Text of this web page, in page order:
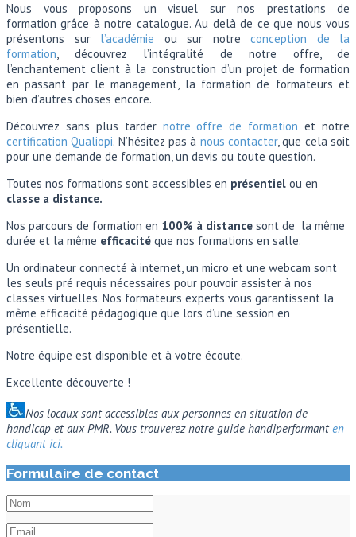
Nous vous proposons un visuel sur nos prestations de
formation grâce à notre catalogue. Au delà de ce que nous vous
présentons sur l’académie ou sur notre conception de la
formation, découvrez l’intégralité de notre offre, de
l’enchantement client à la construction d’un projet de formation
en passant par le management, la formation de formateurs et
bien d’autres choses encore.
Découvrez sans plus tarder notre offre de formation et notre
certification Qualiopi. N’hésitez pas à nous contacter, que cela soit
pour une demande de formation, un devis ou toute question.
Toutes nos formations sont accessibles en présentiel ou en
classe a distance.
Nos parcours de formation en 100% à distance sont de la même
durée et la même efficacité que nos formations en salle.
Un ordinateur connecté à internet, un micro et une webcam sont
les seuls pré requis nécessaires pour pouvoir assister à nos
classes virtuelles. Nos formateurs experts vous garantissent la
même efficacité pédagogique que lors d’une session en
présentielle.
Notre équipe est disponible et à votre écoute.
Excellente découverte !
Nos locaux sont accessibles aux personnes en situation de
handicap et aux PMR. Vous trouverez notre guide handiperformanten
cliquant ici.
Formulaire de contact